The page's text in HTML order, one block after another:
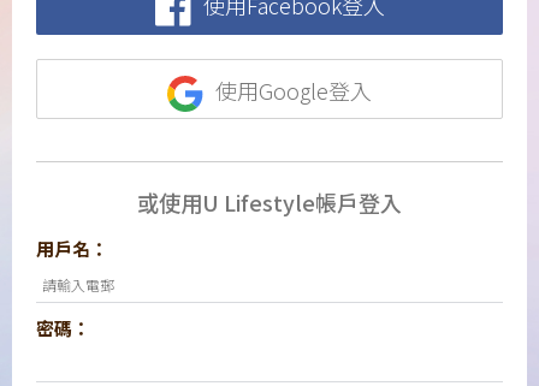
使用Google登入
或使用U Lifestyle帳戶登入
用戶名：
密碼：